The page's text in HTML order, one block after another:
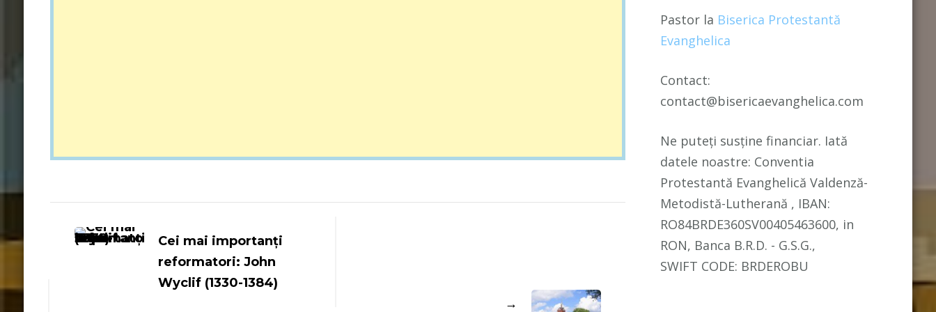
Cei mai importanți
reformatori: John
Wyclif (1330-1384)
Pastor la Biserica Protestantă
Evanghelica
Contact:
contact@bisericaevanghelica.com
Ne puteți susține financiar. Iată
datele noastre: Conventia
Protestantă Evanghelică Valdenză-
Metodistă-Lutherană , IBAN:
RO84BRDE360SV00405463600, in
RON, Banca B.R.D. - G.S.G.,
SWIFT CODE: BRDEROBU